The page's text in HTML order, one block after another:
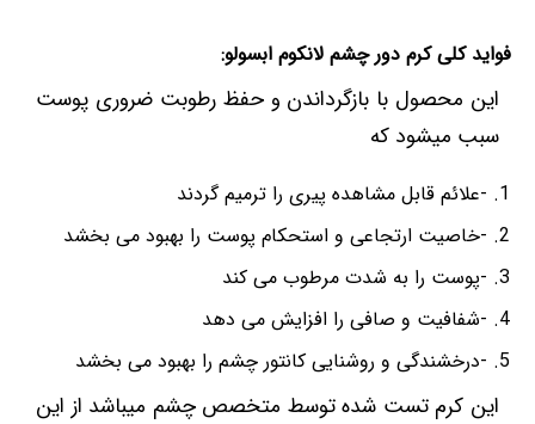
فواید کلی کرم دور چشم لانکوم ابسولو:
این محصول با بازگرداندن و حفظ رطوبت ضروری پوست
سبب میشود که
-علائم قابل مشاهده پیری را ترمیم گردند
-خاصیت ارتجاعی و استحکام پوست را بهبود می بخشد
-پوست را به شدت مرطوب می کند
-شفافیت و صافی را افزایش می دهد
-درخشندگی و روشنایی کانتور چشم را بهبود می بخشد
این کرم تست شده توسط متخصص چشم میباشد از این